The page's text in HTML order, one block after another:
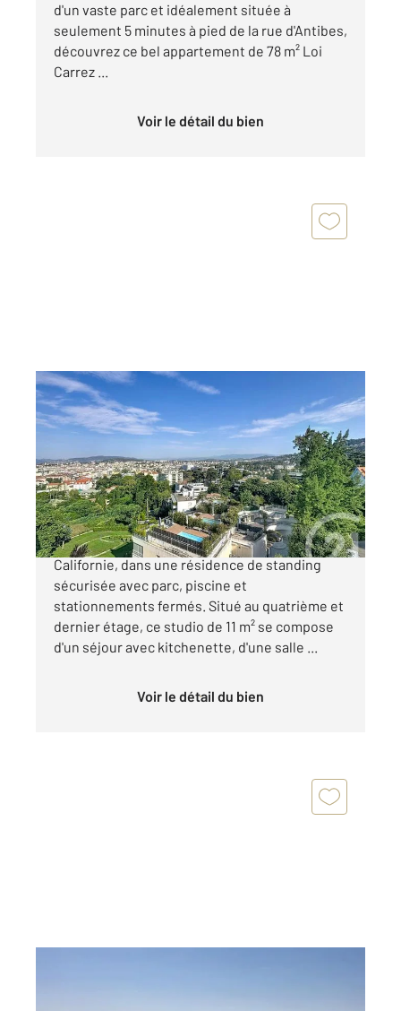
d'un vaste parc et idéalement située à
seulement 5 minutes à pied de la rue d'Antibes,
découvrez ce bel appartement de 78 m² Loi
Carrez ...
Voir le détail du bien
CANNES 06
11 m 2, 1 pièce
Ref : 52267
Appartement F1 à vendre
99 500 €
Cannes Secteur résidentiel de la Basse
Californie, dans une résidence de standing
sécurisée avec parc, piscine et
stationnements fermés. Situé au quatrième et
dernier étage, ce studio de 11 m² se compose
d'un séjour avec kitchenette, d'une salle ...
Voir le détail du bien